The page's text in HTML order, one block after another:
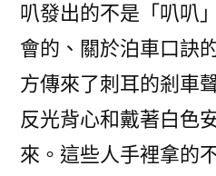
叭發出的不是「叭叭
會的、關於泊車口訣
方傳來了刺耳的剎車
反光背心和戴著白色
來。這些人手裡拿的